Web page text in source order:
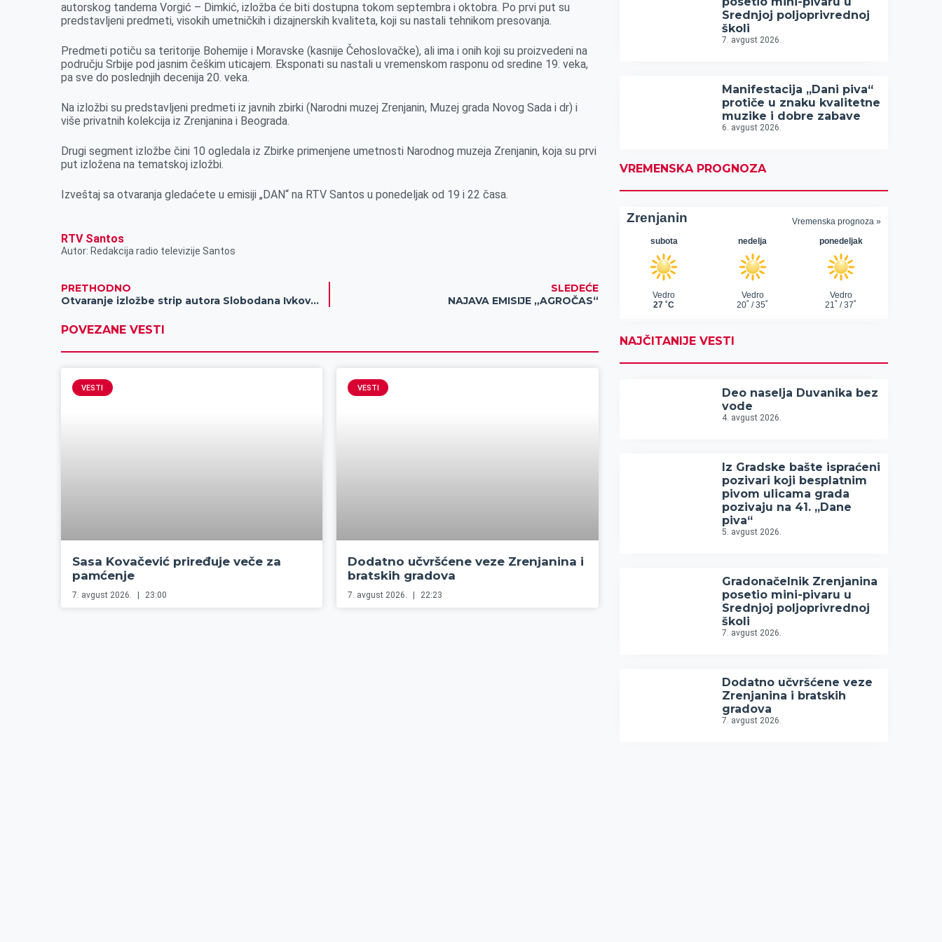
o
g
r
I
p
autorskog tandema Vorgić – Dimkić, izložba će biti dostupna tokom septembra i oktobra. Po prvi put su
predstavljeni predmeti, visokih umetničkih i dizajnerskih kvaliteta, koji su nastali tehnikom presovanja.
Predmeti potiču sa teritorije Bohemije i Moravske (kasnije Čehoslovačke), ali ima i onih koji su proizvedeni na
području Srbije pod jasnim češkim uticajem. Eksponati su nastali u vremenskom rasponu od sredine 19. veka,
pa sve do poslednjih decenija 20. veka.
Na izložbi su predstavljeni predmeti iz javnih zbirki (Narodni muzej Zrenjanin, Muzej grada Novog Sada i dr) i
više privatnih kolekcija iz Zrenjanina i Beograda.
Drugi segment izložbe čini 10 ogledala iz Zbirke primenjene umetnosti Narodnog muzeja Zrenjanin, koja su prvi
put izložena na tematskoj izložbi.
Izveštaj sa otvaranja gledaćete u emisiji „DAN“ na RTV Santos u ponedeljak od 19 i 22 časa.
RTV Santos
Autor: Redakcija radio televizije Santos
PRETHODNO
Otvaranje izložbe strip autora Slobodana Ivkova u galeriji ALUZa
SLEDEĆE
NAJAVA EMISIJE „AGROČAS“
POVEZANE VESTI
VESTI
Sasa Kovačević priređuje veče za
pamćenje
7. avgust 2026. 23:00
VESTI
Dodatno učvršćene veze Zrenjanina i
bratskih gradova
7. avgust 2026. 22:23
Srednjoj poljoprivrednoj
školi
7. avgust 2026.
Manifestacija „Dani piva“
protiče u znaku kvalitetne
muzike i dobre zabave
6. avgust 2026.
VREMENSKA PROGNOZA
NAJČITANIJE VESTI
Deo naselja Duvanika bez
vode
4. avgust 2026.
Iz Gradske bašte ispraćeni
pozivari koji besplatnim
pivom ulicama grada
pozivaju na 41. „Dane
piva“
5. avgust 2026.
Gradonačelnik Zrenjanina
posetio mini-pivaru u
Srednjoj poljoprivrednoj
školi
7. avgust 2026.
Dodatno učvršćene veze
Zrenjanina i bratskih
gradova
7. avgust 2026.